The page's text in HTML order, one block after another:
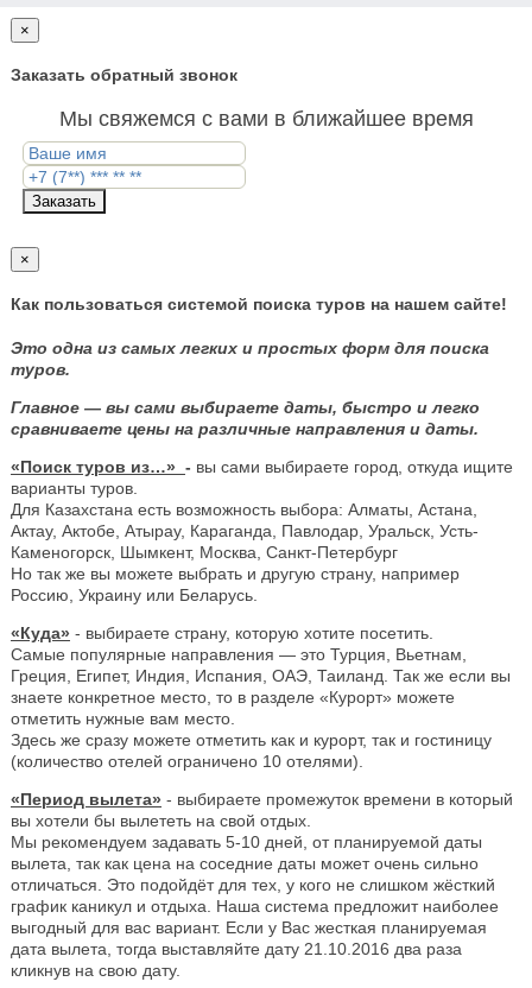
×
Заказать обратный звонок
Мы свяжемся с вами в ближайшее время
Заказать
×
Как пользоваться системой поиска туров на нашем сайте!
Это одна из самых легких и простых форм для поиска
туров.
Главное — вы сами выбираете даты, быстро и легко
сравниваете цены на различные направления и даты.
«Поиск туров из…» - вы сами выбираете город, откуда ищите
варианты туров.
Для Казахстана есть возможность выбора: Алматы, Астана,
Актау, Актобе, Атырау, Караганда, Павлодар, Уральск, Усть-
Каменогорск, Шымкент, Москва, Санкт-Петербург
Но так же вы можете выбрать и другую страну, например
Россию, Украину или Беларусь.
«Куда» - выбираете страну, которую хотите посетить.
Самые популярные направления — это Турция, Вьетнам,
Греция, Египет, Индия, Испания, ОАЭ, Таиланд. Так же если вы
знаете конкретное место, то в разделе «Курорт» можете
отметить нужные вам место.
Здесь же сразу можете отметить как и курорт, так и гостиницу
(количество отелей ограничено 10 отелями).
«Период вылета» - выбираете промежуток времени в который
вы хотели бы вылететь на свой отдых.
Мы рекомендуем задавать 5-10 дней, от планируемой даты
вылета, так как цена на соседние даты может очень сильно
отличаться. Это подойдёт для тех, у кого не слишком жёсткий
график каникул и отдыха. Наша система предложит наиболее
выгодный для вас вариант. Если у Вас жесткая планируемая
дата вылета, тогда выставляйте дату 21.10.2016 два раза
кликнув на свою дату.